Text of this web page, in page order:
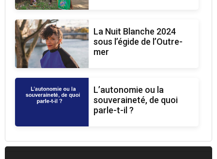
La Nuit Blanche 2024
sous l’égide de l’Outre-
mer
L’autonomie ou la
souveraineté, de quoi
parle-t-il ?